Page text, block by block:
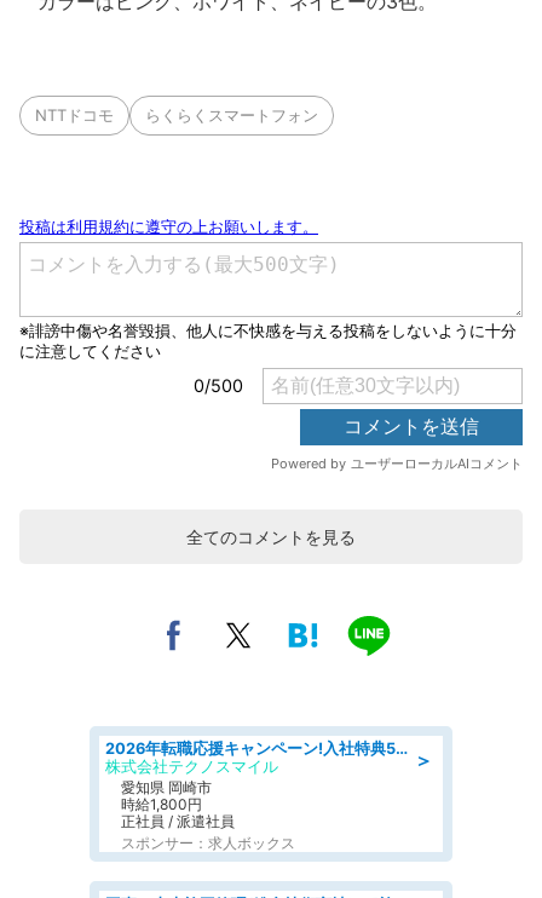
NTTドコモ らくらくスマートフォン
全てのコメントを見る
＞
2026年転職応援キャンペーン!入社特典58万円/デンソーで働こう!自動車工場で小型部品の検査業務 denso aichi
株式会社テクノスマイル
愛知県 岡崎市
時給1,800円
正社員 / 派遣社員
スポンサー：求人ボックス